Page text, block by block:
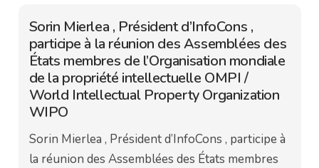
Sorin Mierlea , Président d’InfoCons ,
participe à la réunion des Assemblées des
États membres de l’Organisation mondiale
de la propriété intellectuelle OMPI /
World Intellectual Property Organization
WIPO
Sorin Mierlea , Président d’InfoCons , participe à
la réunion des Assemblées des États membres